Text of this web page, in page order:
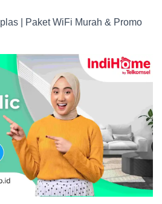
| Paket WiFi Murah & Promo